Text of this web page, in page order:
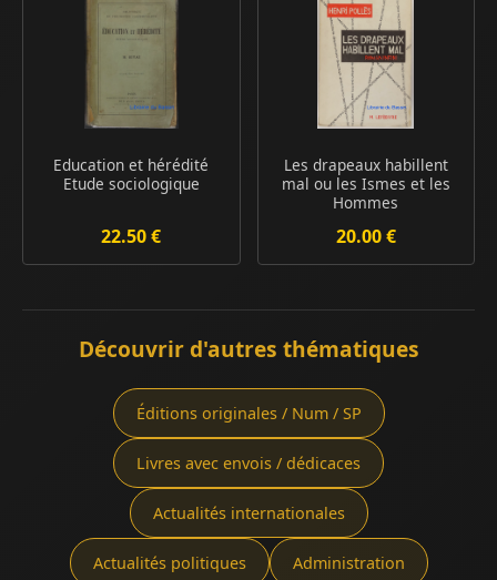
Education et hérédité
Etude sociologique
22.50 €
Les drapeaux habillent
mal ou les Ismes et les
Hommes
20.00 €
Découvrir d'autres thématiques
Éditions originales / Num / SP
Livres avec envois / dédicaces
Actualités internationales
Actualités politiques Administration